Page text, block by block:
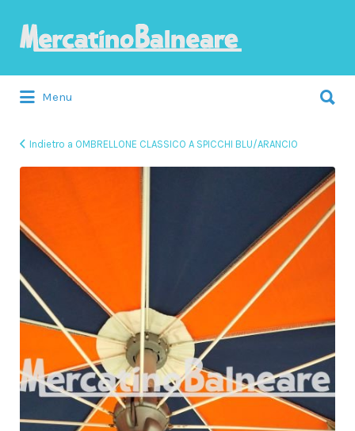
Menu
Indietro a OMBRELLONE CLASSICO A SPICCHI BLU/ARANCIO